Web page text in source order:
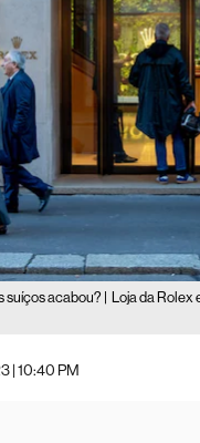
suíços acabou? |
Loja da Rolex
| 10:40 PM